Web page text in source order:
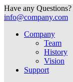
Have any Questions?
info@company.com
Company
Team
History
Vision
Support